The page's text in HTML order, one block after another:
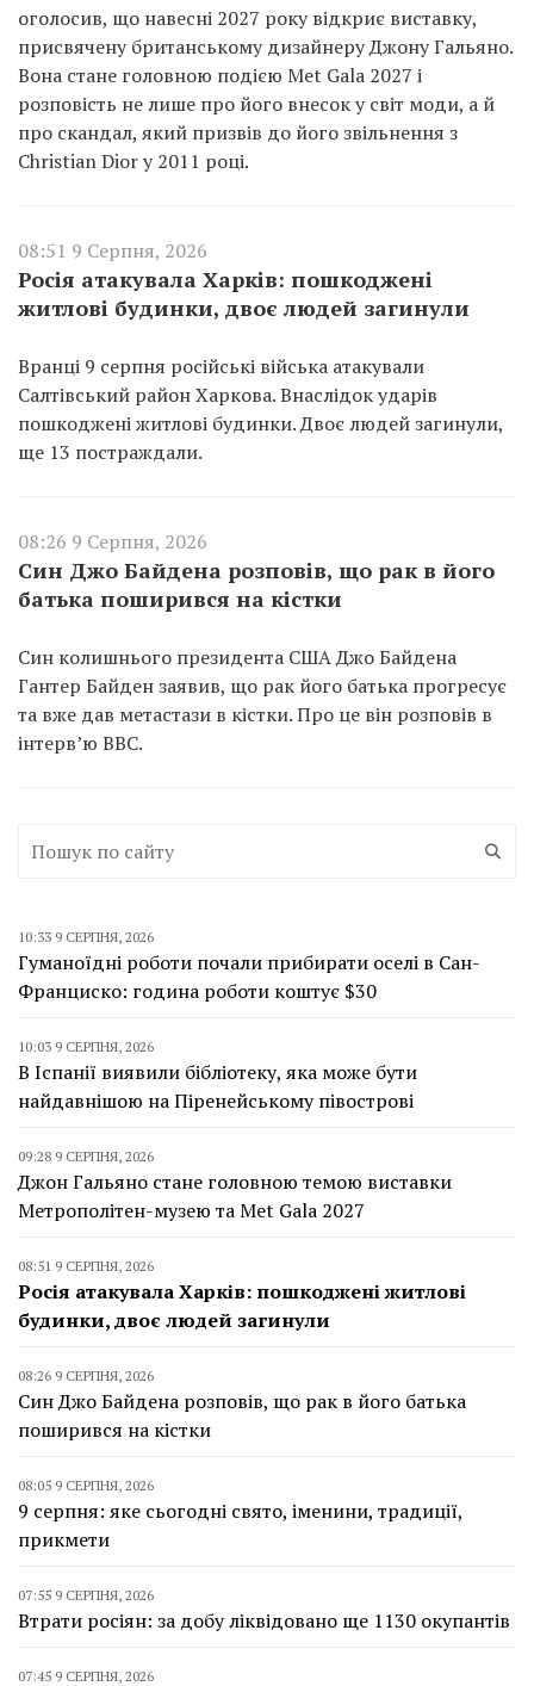
оголосив, що навесні 2027 року відкриє виставку,
присвячену британському дизайнеру Джону Гальяно.
Вона стане головною подією Met Gala 2027 і
розповість не лише про його внесок у світ моди, а й
про скандал, який призвів до його звільнення з
Christian Dior у 2011 році.
08:51 9 Серпня, 2026
Росія атакувала Харків: пошкоджені
житлові будинки, двоє людей загинули
Вранці 9 серпня російські війська атакували
Салтівський район Харкова. Внаслідок ударів
пошкоджені житлові будинки. Двоє людей загинули,
ще 13 постраждали.
08:26 9 Серпня, 2026
Син Джо Байдена розповів, що рак в його
батька поширився на кістки
Син колишнього президента США Джо Байдена
Гантер Байден заявив, що рак його батька прогресує
та вже дав метастази в кістки. Про це він розповів в
інтерв’ю BBC.
10:33 9 СЕРПНЯ, 2026
Гуманоїдні роботи почали прибирати оселі в Сан-
Франциско: година роботи коштує $30
10:03 9 СЕРПНЯ, 2026
В Іспанії виявили бібліотеку, яка може бути
найдавнішою на Піренейському півострові
09:28 9 СЕРПНЯ, 2026
Джон Гальяно стане головною темою виставки
Метрополітен-музею та Met Gala 2027
08:51 9 СЕРПНЯ, 2026
Росія атакувала Харків: пошкоджені житлові
будинки, двоє людей загинули
08:26 9 СЕРПНЯ, 2026
Син Джо Байдена розповів, що рак в його батька
поширився на кістки
08:05 9 СЕРПНЯ, 2026
9 серпня: яке сьогодні свято, іменини, традиції,
прикмети
07:55 9 СЕРПНЯ, 2026
Втрати росіян: за добу ліквідовано ще 1130 окупантів
07:45 9 СЕРПНЯ, 2026